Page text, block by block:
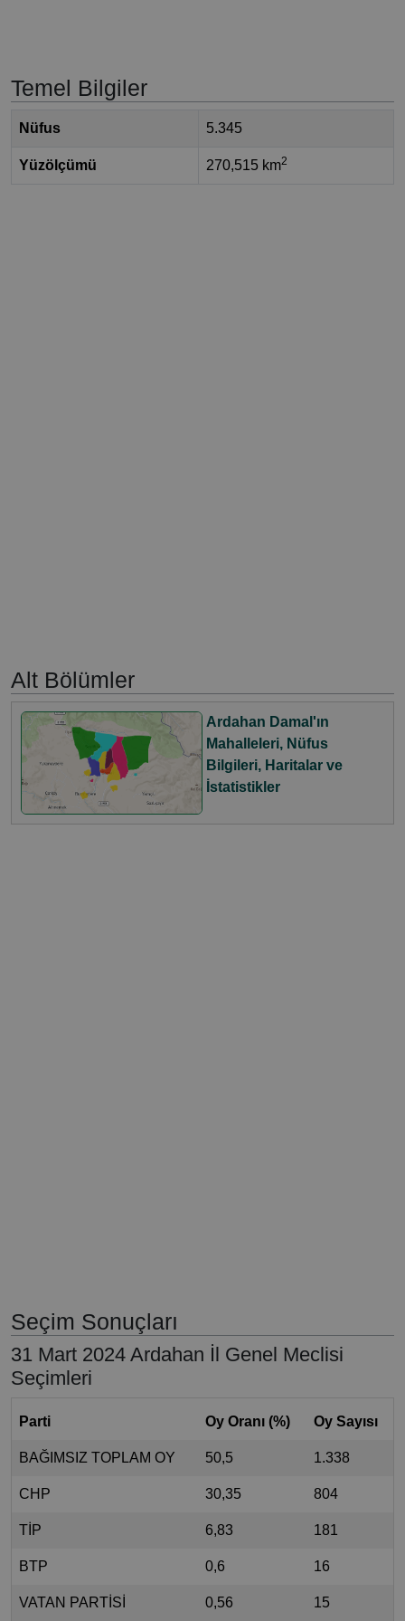
Temel Bilgiler
Nüfus 5.345
Yüzölçümü 270,515 km2
Alt Bölümler
Ardahan Damal'ın
Mahalleleri, Nüfus
Bilgileri, Haritalar ve
İstatistikler
Seçim Sonuçları
31 Mart 2024 Ardahan İl Genel Meclisi
Seçimleri
Parti Oy Oranı (%) Oy Sayısı
BAĞIMSIZ TOPLAM OY 50,5 1.338
CHP 30,35 804
TİP 6,83 181
BTP 0,6 16
VATAN PARTİSİ 0,56 15